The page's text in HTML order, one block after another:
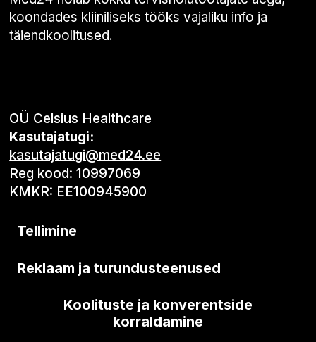
koondades kliiniliseks tööks vajaliku info ja
täiendkoolitused.
OÜ Celsius Healthcare
Kasutajatugi:
kasutajatugi@med24.ee
Reg kood: 10997069
KMKR: EE100945900
Tellimine
Reklaam ja turundusteenused
Koolituste ja konverentside
korraldamine